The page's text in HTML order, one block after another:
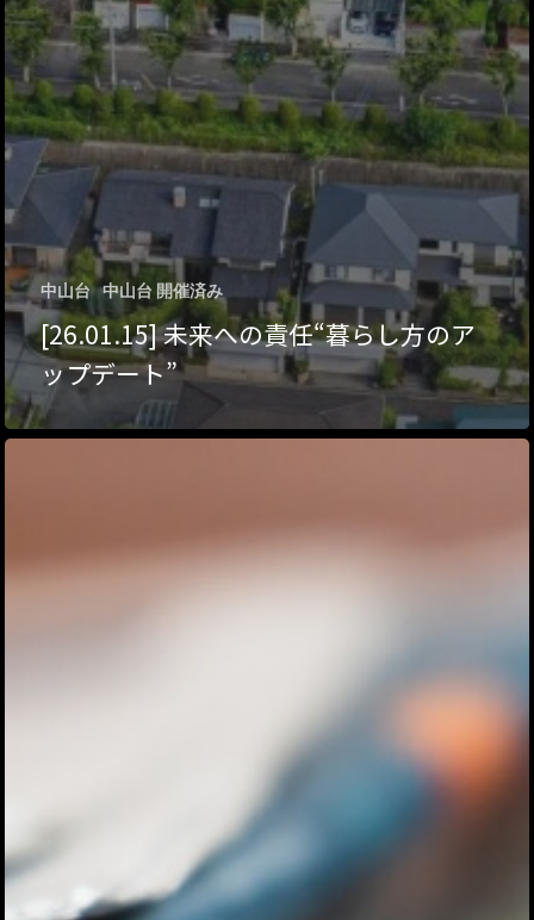
中山台 中山台 開催済み
[26.01.15] 未来への責任“暮らし方のア
ップデート”
トップページ
ハイパー縁側とは
ハイパー縁側@中津
ハイパー縁側@天満
ハイパー縁側@中山
ハイパー縁側@三輪
ハイパー縁側@夢キ
ハイパー縁側@東本
ハイパー縁側@阿倍